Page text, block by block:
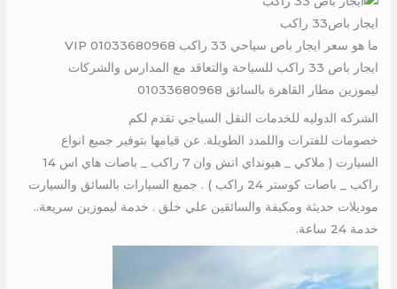
ايجار باص33 راكب
ما هو سعر ايجار باص سياحي 33 راكب VIP 01033680968
ايجار باص 33 راكب للسياحة والتعاقد مع المدارس والشركات
ليموزين مطار القاهرة بالسائق 01033680968
الشركه الدوليه للخدمات النقل السياجي تقدم لكم
خصومات للفترات واللمدد الطويلة. عن قيامها بتوفير جميع انواع
السيارت ( ملاكي _ هيونداي اتش وان 7 راكب _ باصات هاي اس 14
راكب _ باصات كوستر 24 راكب ) . جميع السيارات بالسائق والسيارت
موديلات حديثة ومكيفة والسائقين علي خلق . خدمة ليموزين سريعة..
خدمة 24 ساعة.